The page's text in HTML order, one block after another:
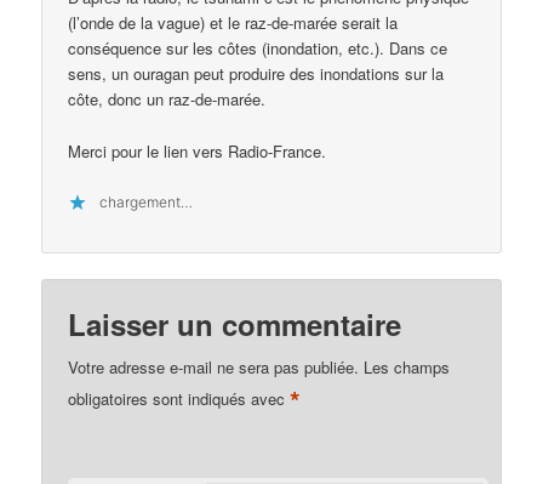
(l’onde de la vague) et le raz-de-marée serait la
conséquence sur les côtes (inondation, etc.). Dans ce
sens, un ouragan peut produire des inondations sur la
côte, donc un raz-de-marée.
Merci pour le lien vers Radio-France.
chargement…
Laisser un commentaire
Votre adresse e-mail ne sera pas publiée. Les champs
obligatoires sont indiqués avec*